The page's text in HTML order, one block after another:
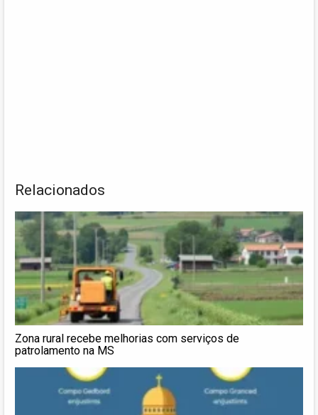
Relacionados
Zona rural recebe melhorias com serviços de
patrolamento na MS